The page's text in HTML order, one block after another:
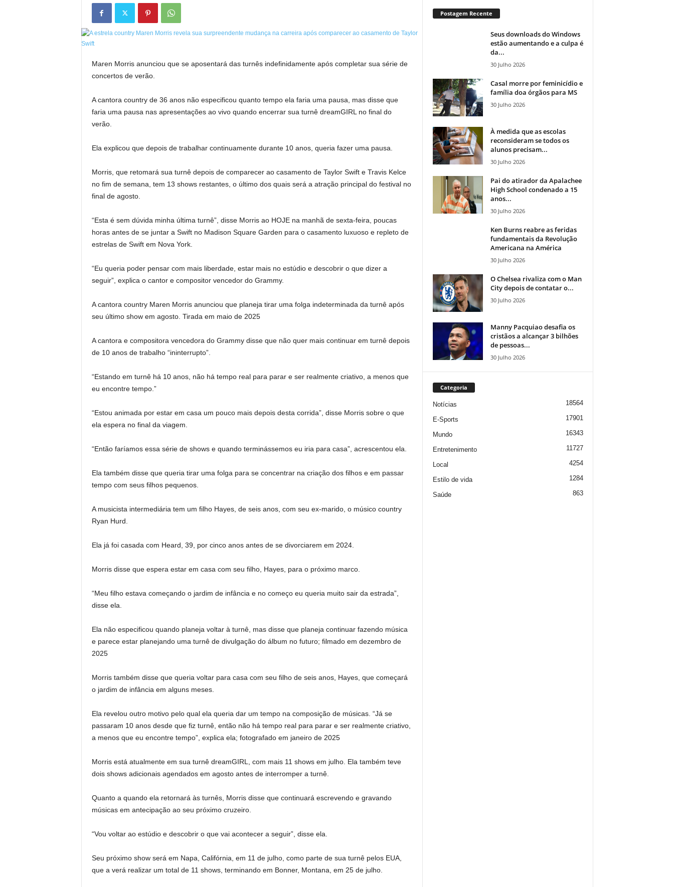
Maren Morris anunciou que se aposentará das turnês indefinidamente após completar sua série de
concertos de verão.
A cantora country de 36 anos não especificou quanto tempo ela faria uma pausa, mas disse que
faria uma pausa nas apresentações ao vivo quando encerrar sua turnê dreamGIRL no final do
verão.
Ela explicou que depois de trabalhar continuamente durante 10 anos, queria fazer uma pausa.
Morris, que retomará sua turnê depois de comparecer ao casamento de Taylor Swift e Travis Kelce
no fim de semana, tem 13 shows restantes, o último dos quais será a atração principal do festival no
final de agosto.
“Esta é sem dúvida minha última turnê”, disse Morris ao HOJE na manhã de sexta-feira, poucas
horas antes de se juntar a Swift no Madison Square Garden para o casamento luxuoso e repleto de
estrelas de Swift em Nova York.
“Eu queria poder pensar com mais liberdade, estar mais no estúdio e descobrir o que dizer a
seguir”, explica o cantor e compositor vencedor do Grammy.
A cantora country Maren Morris anunciou que planeja tirar uma folga indeterminada da turnê após
seu último show em agosto. Tirada em maio de 2025
A cantora e compositora vencedora do Grammy disse que não quer mais continuar em turnê depois
de 10 anos de trabalho “ininterrupto”.
“Estando em turnê há 10 anos, não há tempo real para parar e ser realmente criativo, a menos que
eu encontre tempo.”
“Estou animada por estar em casa um pouco mais depois desta corrida”, disse Morris sobre o que
ela espera no final da viagem.
“Então faríamos essa série de shows e quando terminássemos eu iria para casa”, acrescentou ela.
Ela também disse que queria tirar uma folga para se concentrar na criação dos filhos e em passar
tempo com seus filhos pequenos.
A musicista intermediária tem um filho Hayes, de seis anos, com seu ex-marido, o músico country
Ryan Hurd.
Ela já foi casada com Heard, 39, por cinco anos antes de se divorciarem em 2024.
Morris disse que espera estar em casa com seu filho, Hayes, para o próximo marco.
“Meu filho estava começando o jardim de infância e no começo eu queria muito sair da estrada”,
disse ela.
Ela não especificou quando planeja voltar à turnê, mas disse que planeja continuar fazendo música
e parece estar planejando uma turnê de divulgação do álbum no futuro; filmado em dezembro de
2025
Morris também disse que queria voltar para casa com seu filho de seis anos, Hayes, que começará
o jardim de infância em alguns meses.
Ela revelou outro motivo pelo qual ela queria dar um tempo na composição de músicas. “Já se
passaram 10 anos desde que fiz turnê, então não há tempo real para parar e ser realmente criativo,
a menos que eu encontre tempo”, explica ela; fotografado em janeiro de 2025
Morris está atualmente em sua turnê dreamGIRL, com mais 11 shows em julho. Ela também teve
dois shows adicionais agendados em agosto antes de interromper a turnê.
Quanto a quando ela retornará às turnês, Morris disse que continuará escrevendo e gravando
músicas em antecipação ao seu próximo cruzeiro.
“Vou voltar ao estúdio e descobrir o que vai acontecer a seguir”, disse ela.
Seu próximo show será em Napa, Califórnia, em 11 de julho, como parte de sua turnê pelos EUA,
que a verá realizar um total de 11 shows, terminando em Bonner, Montana, em 25 de julho.
Postagem Recente
Seus downloads do Windows
estão aumentando e a culpa é
da...
30 Julho 2026
Casal morre por feminicídio e
família doa órgãos para MS
30 Julho 2026
À medida que as escolas
reconsideram se todos os
alunos precisam...
30 Julho 2026
Pai do atirador da Apalachee
High School condenado a 15
anos...
30 Julho 2026
Ken Burns reabre as feridas
fundamentais da Revolução
Americana na América
30 Julho 2026
O Chelsea rivaliza com o Man
City depois de contatar o...
30 Julho 2026
Manny Pacquiao desafia os
cristãos a alcançar 3 bilhões
de pessoas...
30 Julho 2026
Categoria
Notícias 18564
E-Sports 17901
Mundo 16343
Entretenimento 11727
Local 4254
Estilo de vida 1284
Saúde 863